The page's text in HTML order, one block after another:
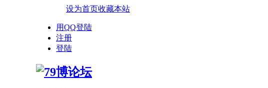
设为首页收藏本站
用QQ登陆
注册
登陆